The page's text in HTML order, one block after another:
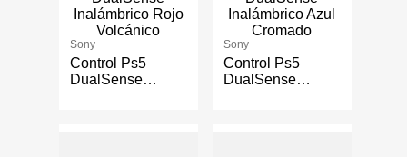
Sony
Control Ps5
DualSense
Sony
Control Ps5
DualSense